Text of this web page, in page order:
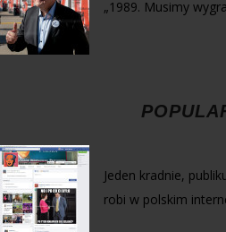
„1989. Musimy
Jeden kradnie,
robi w polskim